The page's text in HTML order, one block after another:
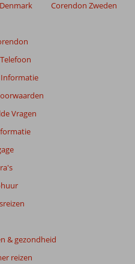
Vragen
& gezondheid
reizen
Corendon Zweden